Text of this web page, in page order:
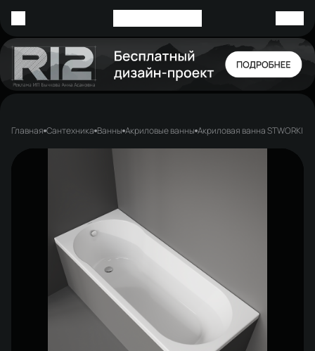
Главная Сантехника Ванны Акриловые ванны Акриловая ванна STWORKI